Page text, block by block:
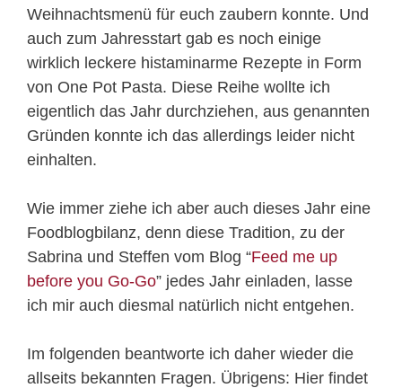
Weihnachtsmenü für euch zaubern konnte. Und
auch zum Jahresstart gab es noch einige
wirklich leckere histaminarme Rezepte in Form
von One Pot Pasta. Diese Reihe wollte ich
eigentlich das Jahr durchziehen, aus genannten
Gründen konnte ich das allerdings leider nicht
einhalten.
Wie immer ziehe ich aber auch dieses Jahr eine
Foodblogbilanz, denn diese Tradition, zu der
Sabrina und Steffen vom Blog “Feed me up
before you Go-Go” jedes Jahr einladen, lasse
ich mir auch diesmal natürlich nicht entgehen.
Im folgenden beantworte ich daher wieder die
allseits bekannten Fragen. Übrigens: Hier findet